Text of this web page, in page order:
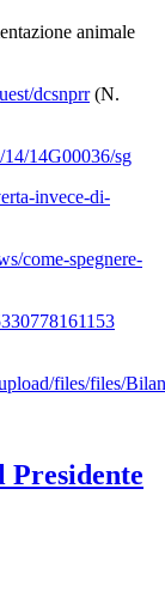
animale
dcsnprr(N.
14G00036/sg
invece-di-
come-spegnere-
files/files/